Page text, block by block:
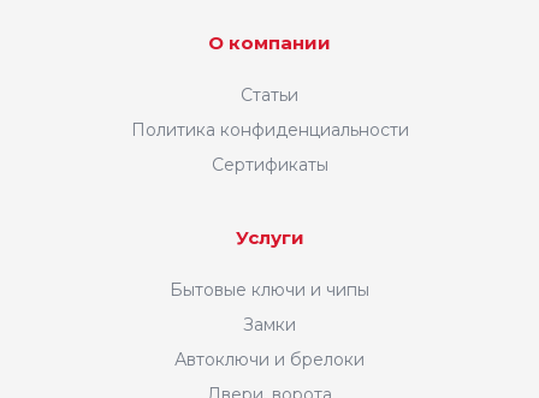
О компании
Статьи
Политика конфиденциальности
Сертификаты
Услуги
Бытовые ключи и чипы
Замки
Автоключи и брелоки